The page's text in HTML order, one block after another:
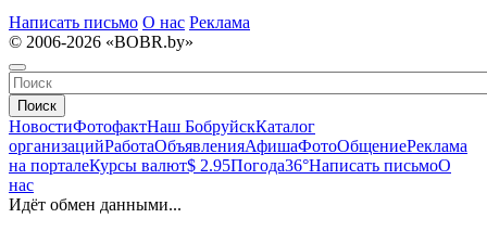
Написать письмо О нас Реклама
© 2006-2026 «BOBR.by»
Поиск
НовостиФотофактНаш БобруйскКаталог
организацийРаботаОбъявленияАфишаФотоОбщениеРеклама
на порталеКурсы валют$ 2.95Погода36°Написать письмоО
нас
Идёт обмен данными...